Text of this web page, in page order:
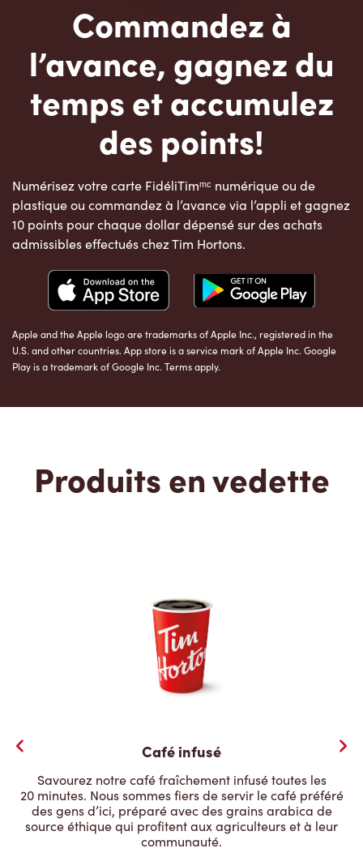
Commandez à
l’avance, gagnez du
temps et accumulez
des points!
Numérisez votre carte FidéliTimᵐᶜ numérique ou de
plastique ou commandez à l’avance via l’appli et gagnez
10 points pour chaque dollar dépensé sur des achats
admissibles effectués chez Tim Hortons.
Apple and the Apple logo are trademarks of Apple Inc., registered in the
U.S. and other countries. App store is a service mark of Apple Inc. Google
Play is a trademark of Google Inc. Terms apply.
Produits en vedette
Café infusé
Savourez notre café fraîchement infusé toutes les
20 minutes. Nous sommes fiers de servir le café préféré
des gens d’ici, préparé avec des grains arabica de
source éthique qui profitent aux agriculteurs et à leur
communauté.